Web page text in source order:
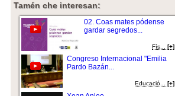
Exposición: Dona Emilia e
Compostela...
Comunicaci&oacu...[+]
Exposición: Concepción
Arenal, a conciencia...
Comunicaci&oacu...[+]
Tamén che interesan:
02. Coas mates pódense
gardar segredos...
Fí­s...[+]
Congreso Internacional "Emilia
Pardo Bazán...
Educació... [+]